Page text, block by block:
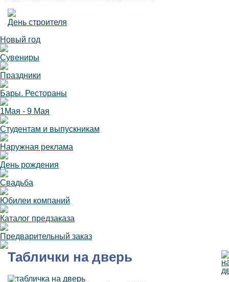
День строителя
Новый год
Сувениры
Праздники
Бары. Рестораны
1Мая - 9 Мая
Студентам и выпускникам
Наружная реклама
День рождения
Свадьба
Юбилеи компаний
Каталог предзаказа
Предварительный заказ
Таблички на дверь